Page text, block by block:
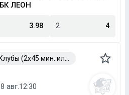
ЛЕОН
3.98 2 4